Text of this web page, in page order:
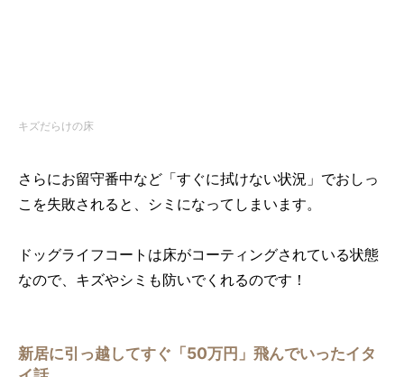
キズだらけの床
さらにお留守番中など「すぐに拭けない状況」でおしっ
こを失敗されると、シミになってしまいます。
ドッグライフコートは床がコーティングされている状態
なので、キズやシミも防いでくれるのです！
新居に引っ越してすぐ「50万円」飛んでいったイタ